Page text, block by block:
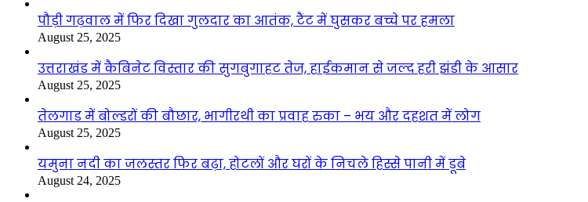
पौड़ी गढ़वाल में फिर दिखा गुलदार का आतंक, टैंट में घुसकर बच्चे पर हमला
August 25, 2025
उत्तराखंड में कैबिनेट विस्तार की सुगबुगाहट तेज, हाईकमान से जल्द हरी झंडी के आसार
August 25, 2025
तेलगाड में बोल्डरों की बौछार, भागीरथी का प्रवाह रुका – भय और दहशत में लोग
August 25, 2025
यमुना नदी का जलस्तर फिर बढ़ा, होटलों और घरों के निचले हिस्से पानी में डूबे
August 24, 2025